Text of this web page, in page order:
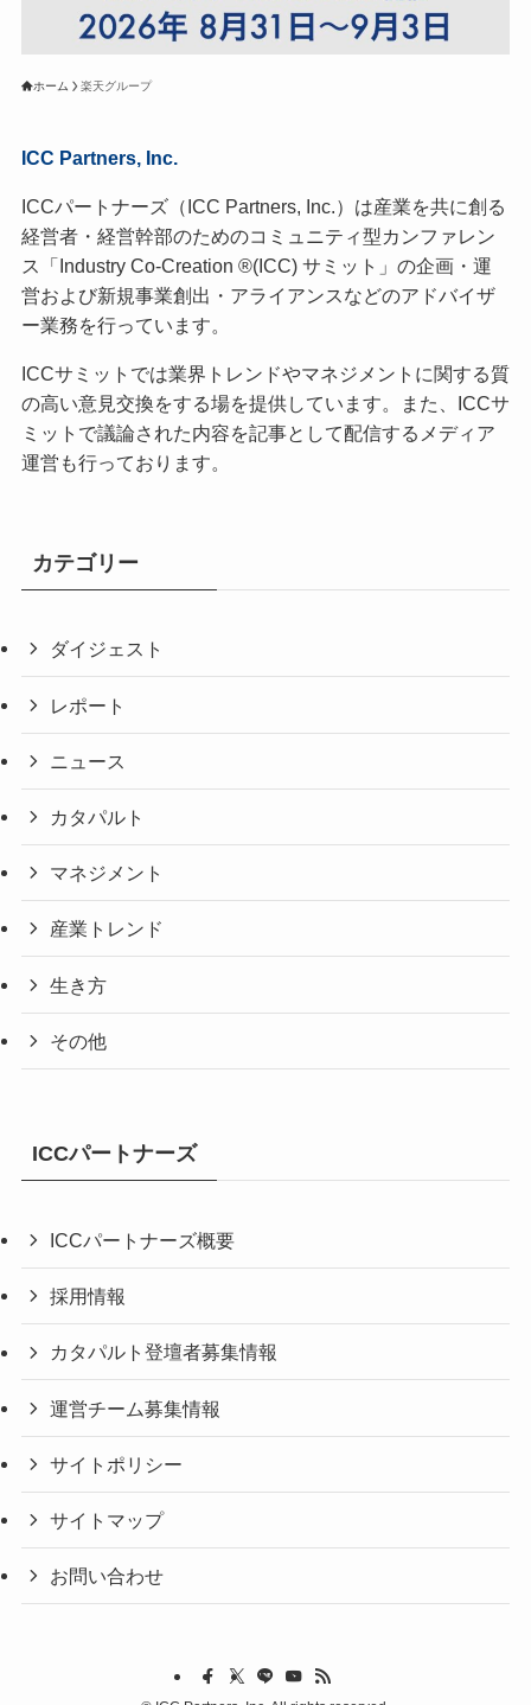
ホーム 楽天グループ
ICC Partners, Inc.
ICCパートナーズ（ICC Partners, Inc.）は産業を共に創る
経営者・経営幹部のためのコミュニティ型カンファレン
ス「Industry Co-Creation ®(ICC) サミット」の企画・運
営および新規事業創出・アライアンスなどのアドバイザ
ー業務を行っています。
ICCサミットでは業界トレンドやマネジメントに関する質
の高い意見交換をする場を提供しています。また、ICCサ
ミットで議論された内容を記事として配信するメディア
運営も行っております。
カテゴリー
ダイジェスト
レポート
ニュース
カタパルト
マネジメント
産業トレンド
生き方
その他
ICCパートナーズ
ICCパートナーズ概要
採用情報
カタパルト登壇者募集情報
運営チーム募集情報
サイトポリシー
サイトマップ
お問い合わせ